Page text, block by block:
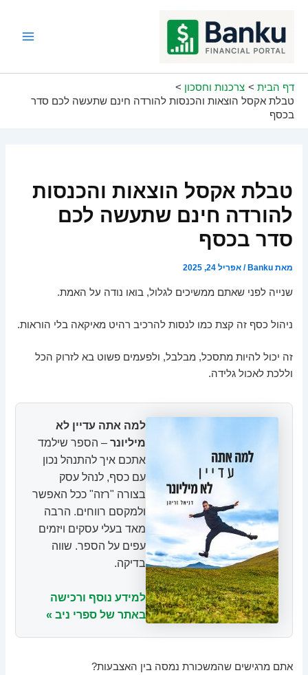
דף הבית
צרכנות וחסכון
טבלת אקסל הוצאות והכנסות להורדה חינם שתעשה לכם סדר
בכסף
טבלת אקסל הוצאות והכנסות
להורדה חינם שתעשה לכם
סדר בכסף
מאתBanku
/אפריל 24, 2025
שנייה לפני שאתם ממשיכים לגלול, בואו נודה על האמת.
ניהול כסף זה קצת כמו לנסות להרכיב רהיט מאיקאה בלי הוראות.
זה יכול להיות מתסכל, מבלבל, ולפעמים פשוט בא לזרוק הכל
וללכת לאכול גלידה.
למה אתה עדיין לא
מיליונר – הספר שילמד
אתכם איך להתנהל נכון
עם כסף, לנהל עסק
בצורה "רזה" ככל האפשר
ולמקסם רווחים. הרבה
מאד בעלי עסקים ויזמים
עפים על הספר. שווה
בדיקה.
למידע נוסף ורכישה
באתר של ספרי ניב »
אתם מרגישים שהמשכורת נמסה בין האצבעות?